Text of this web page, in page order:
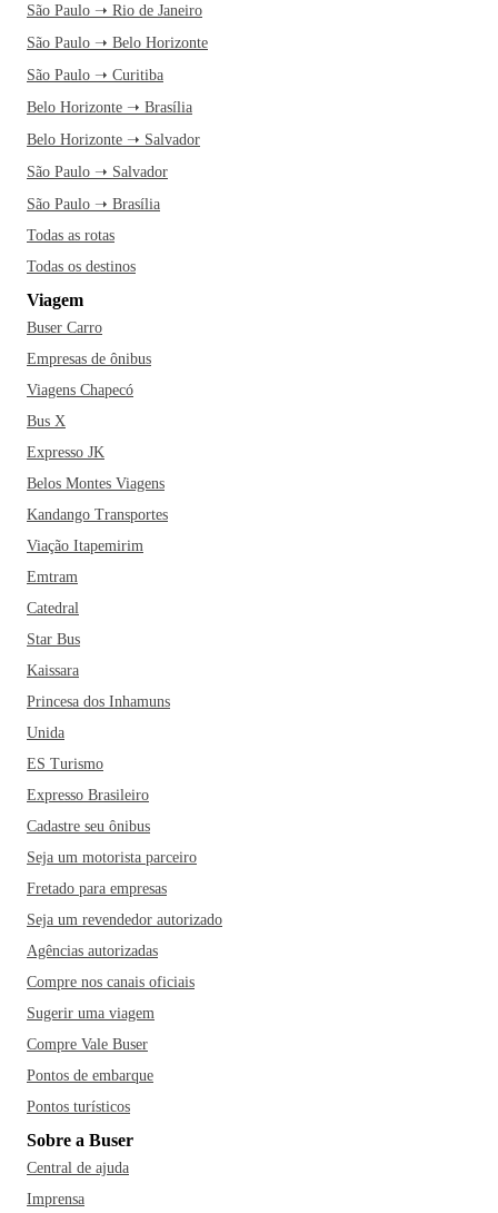
São Paulo ➝ Rio de Janeiro
São Paulo ➝ Belo Horizonte
São Paulo ➝ Curitiba
Belo Horizonte ➝ Brasília
Belo Horizonte ➝ Salvador
São Paulo ➝ Salvador
São Paulo ➝ Brasília
Todas as rotas
Todas os destinos
Viagem
Buser Carro
Empresas de ônibus
Viagens Chapecó
Bus X
Expresso JK
Belos Montes Viagens
Kandango Transportes
Viação Itapemirim
Emtram
Catedral
Star Bus
Kaissara
Princesa dos Inhamuns
Unida
ES Turismo
Expresso Brasileiro
Cadastre seu ônibus
Seja um motorista parceiro
Fretado para empresas
Seja um revendedor autorizado
Agências autorizadas
Compre nos canais oficiais
Sugerir uma viagem
Compre Vale Buser
Pontos de embarque
Pontos turísticos
Sobre a Buser
Central de ajuda
Imprensa